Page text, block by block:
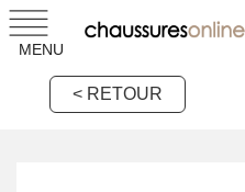
MENU
< RETOUR